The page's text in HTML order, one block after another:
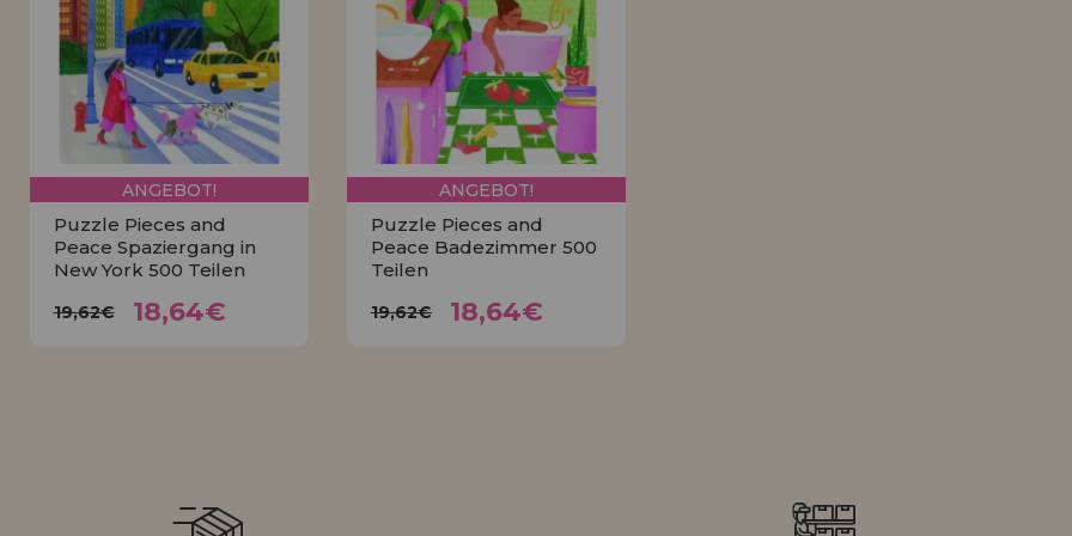
LIQUIDIÉRUNG
INFORMATIONEN
info@puzzleladen.de
NEUER KUNDE
ANGEBOT!
Puzzle Pieces and
Peace Spaziergang in
New York 500 Teilen
19,62€ 18,64€
ANGEBOT!
Puzzle Pieces and
Peace Badezimmer 500
Teilen
19,62€ 18,64€